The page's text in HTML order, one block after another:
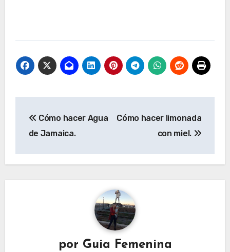
de
Cómo hacer Agua
de Jamaica.
Cómo hacer limonada
con miel.
por Guia Femenina